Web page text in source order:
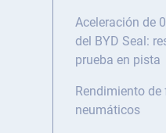
Aceleración de
del BYD Seal:
prueba en pista
Rendimiento de
neumáticos